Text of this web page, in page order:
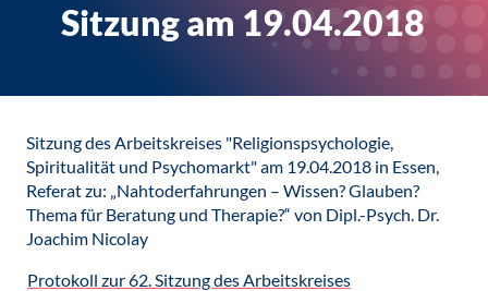
Sitzung am 19.04.2018
Sitzung des Arbeitskreises "Religionspsychologie,
Spiritualität und Psychomarkt" am 19.04.2018 in Essen,
Referat zu: „Nahtoderfahrungen – Wissen? Glauben?
Thema für Beratung und Therapie?“ von Dipl.-Psych. Dr.
Joachim Nicolay
Protokoll zur 62. Sitzung des Arbeitskreises